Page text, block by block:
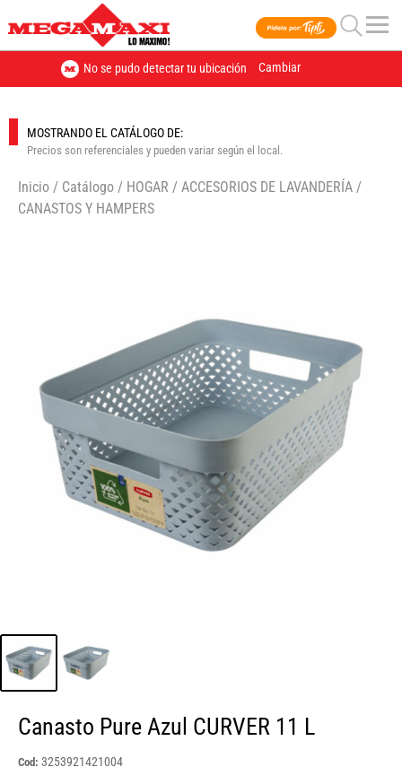
No se pudo detectar tu ubicación Cambiar
MOSTRANDO EL CATÁLOGO DE:
Precios son referenciales y pueden variar según el local.
Inicio / Catálogo / HOGAR / ACCESORIOS DE LAVANDERÍA /
CANASTOS Y HAMPERS
Canasto Pure Azul CURVER 11 L
Cod: 3253921421004